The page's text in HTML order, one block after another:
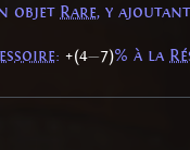
objet Rare, y
: +(4—7)% à la